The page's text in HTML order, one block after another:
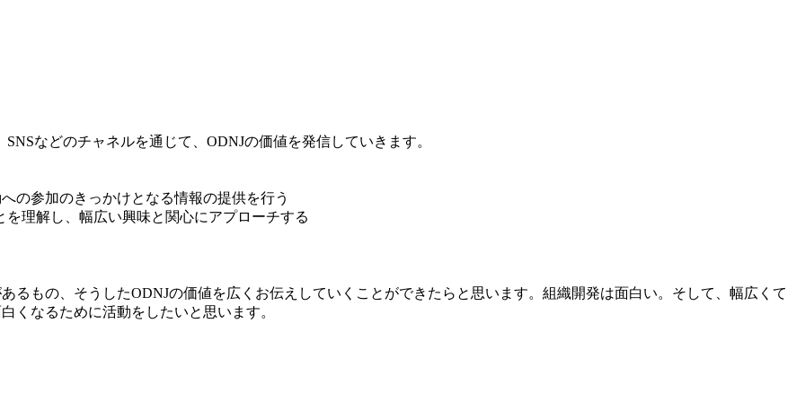
などのチャネルを通じて、ODNJの価値を発信していきます。
の参加のきっかけとなる情報の提供を行う
理解し、幅広い興味と関心にアプローチする
るもの、そうしたODNJの価値を広くお伝えしていくことができたらと思います。組織開発は面白い。そして、幅広くて
くなるために活動をしたいと思います。